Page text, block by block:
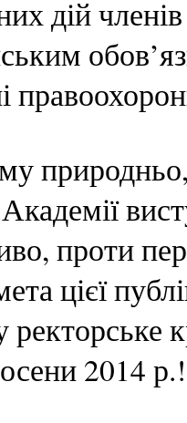
дій
проти
цієї
ректорське
2014 р.!